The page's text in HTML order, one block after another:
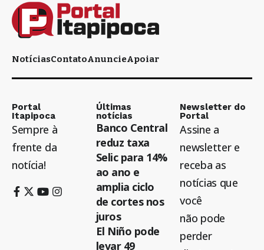
NotíciasContatoAnuncieApoiar
Portal
Itapipoca
Sempre à
frente da
notícia!
Últimas
notícias
Banco Central
reduz taxa
Selic para 14%
ao ano e
amplia ciclo
de cortes nos
juros
El Niño pode
levar 49
Newsletter do
Portal
Assine a
newsletter e
receba as
notícias que
você
não pode
perder